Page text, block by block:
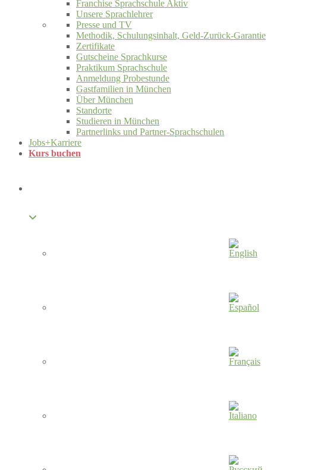
Franchise Sprachschule Aktiv
Unsere Sprachlehrer
Presse und TV
Methodik, Schulungsinhalt, Geld-Zurück-Garantie
Zertifikate
Gutscheine Sprachkurse
Praktikum Sprachschule
Anmeldung Probestunde
Gastfamilien in München
Über München
Standorte
Studieren in München
Partnerlinks und Partner-Sprachschulen
Jobs+Karriere
Kurs buchen